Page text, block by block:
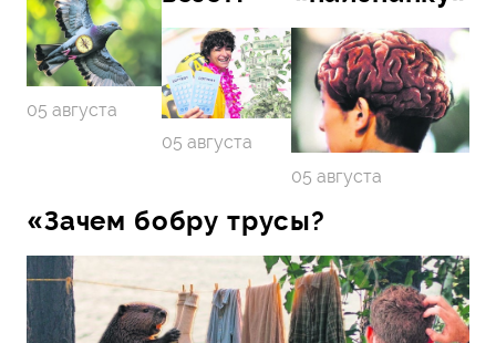
05 августа
05 августа
05 августа
«Зачем бобру трусы?